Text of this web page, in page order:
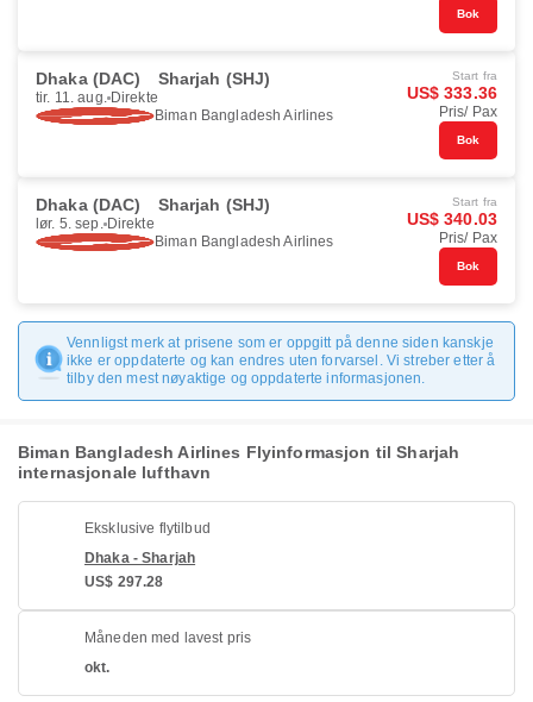
Bok
Dhaka (DAC) Sharjah (SHJ)
tir. 11. aug. Direkte
Biman Bangladesh Airlines
Start fra
US$ 333.36
Pris/ Pax
Bok
Dhaka (DAC) Sharjah (SHJ)
lør. 5. sep. Direkte
Biman Bangladesh Airlines
Start fra
US$ 340.03
Pris/ Pax
Bok
Vennligst merk at prisene som er oppgitt på denne siden kanskje
ikke er oppdaterte og kan endres uten forvarsel. Vi streber etter å
tilby den mest nøyaktige og oppdaterte informasjonen.
Biman Bangladesh Airlines Flyinformasjon til Sharjah
internasjonale lufthavn
Eksklusive flytilbud
Dhaka - Sharjah
US$ 297.28
Måneden med lavest pris
okt.